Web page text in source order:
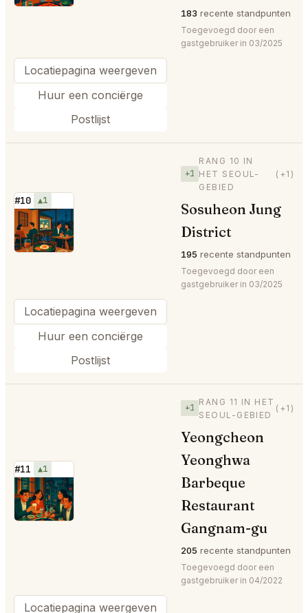
183 recente standpunten
Toegevoegd door een
gastgebruiker in 03/2025
Locatiepagina weergeven
Huur een conciërge
Postlijst
#10 ▲1
⭐
+1
RANG 10 IN
HET SEOUL-
GEBIED
(+1)
Sosuheon Jung
District
195 recente standpunten
Toegevoegd door een
gastgebruiker in 03/2025
Locatiepagina weergeven
Huur een conciërge
Postlijst
#11 ▲1
⭐
+1
RANG 11 IN HET
SEOUL-GEBIED
(+1)
Yeongcheon
Yeonghwa
Barbeque
Restaurant
Gangnam-gu
205 recente standpunten
Toegevoegd door een
gastgebruiker in 04/2022
Locatiepagina weergeven